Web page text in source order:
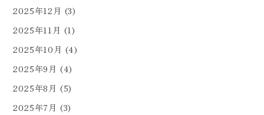
2025年12月 (3)
2025年11月 (1)
2025年10月 (4)
2025年9月 (4)
2025年8月 (5)
2025年7月 (3)